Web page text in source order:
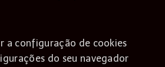
a configuração de cookies
do seu navegador